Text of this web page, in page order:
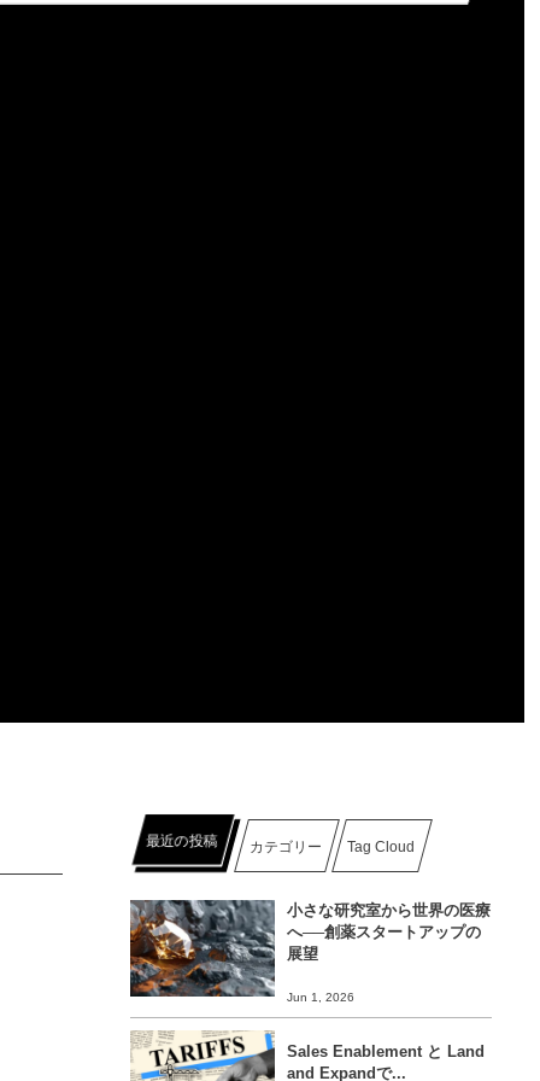
最近の投稿 カテゴリー Tag Cloud
小さな研究室から世界の医療
へ──創薬スタートアップの
展望
Jun 1, 2026
Sales Enablement と Land
and Expandで...